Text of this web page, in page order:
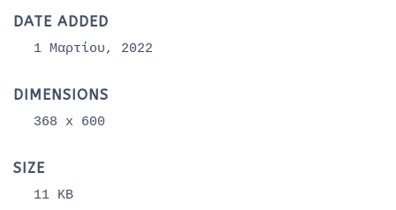
DATE ADDED
1 Μαρτίου, 2022
DIMENSIONS
368 x 600
SIZE
11 KB